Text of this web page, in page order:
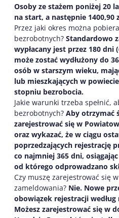
Osoby ze stażem poniżej 20
na start, a następnie 1400,90
Przez jaki okres można
bezrobotnych? Standardowo
wypłacany jest przez 180 dni
może zostać wydłużony do
osób w starszym wieku,
lub mieszkających w
stopniu bezrobocia.
Jakie warunki trzeba spełnić,
bezrobotnych? Aby otrzymać
zarejestrować się w
oraz wykazać, że w ciągu
poprzedzających rejestrację
co najmniej 365 dni,
od którego odprowadzano
Czy muszę zarejestrować się
zameldowania? Nie. Nowe
obowiązek rejestracji
Możesz zarejestrować się w